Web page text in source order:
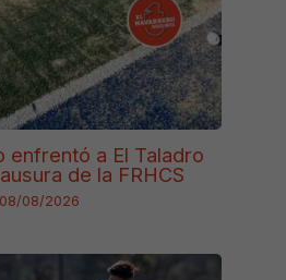
enfrentó a El Taladro
de la FRHCS
08/08/2026